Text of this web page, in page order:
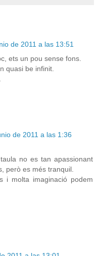
de 2011 a las 13:51
ets un pou sense fons.
quasi be infinit.
de 2011 a las 1:36
no es tan apassionant
però es més tranquil.
i molta imaginació podem